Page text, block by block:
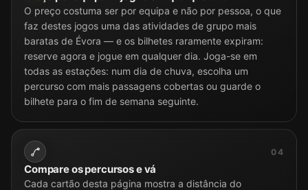
O preço costuma ser por equipa e não por pessoa, o que
faz destes jogos uma das atividades de grupo mais
baratas de Évora — e os bilhetes raramente expiram:
reserve agora e jogue em qualquer dia. Joga-se em
todas as estações: num dia de chuva, escolha um
percurso com mais passagens cobertas ou guarde o
bilhete para o fim de semana seguinte.
04
Compare os percursos e vá
Cada cartão desta página mostra a distância do